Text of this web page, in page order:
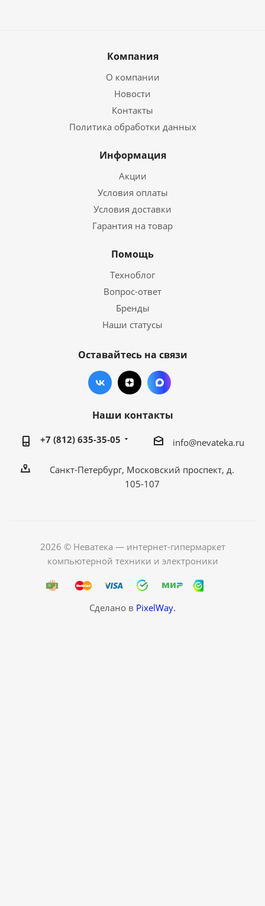
Компания
О компании
Новости
Контакты
Политика обработки данных
Информация
Акции
Условия оплаты
Условия доставки
Гарантия на товар
Помощь
Техноблог
Вопрос-ответ
Бренды
Наши статусы
Оставайтесь на связи
Наши контакты
+7 (812) 635-35-05 info@nevateka.ru
Санкт-Петербург, Московский проспект, д.
105-107
2026 © Неватека — интернет-гипермаркет
компьютерной техники и электроники
Сделано в PixelWay.